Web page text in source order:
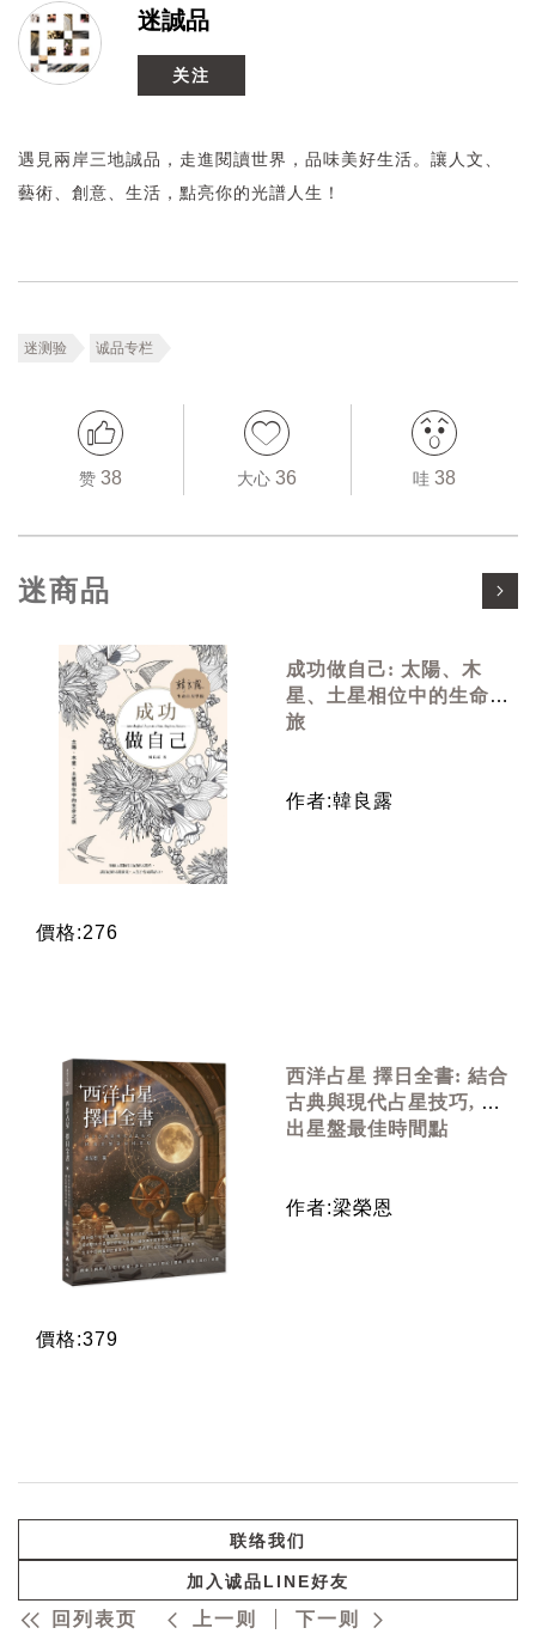
迷誠品
关注
遇見兩岸三地誠品，走進閱讀世界，品味美好生活。讓人文、
藝術、創意、生活，點亮你的光譜人生！
迷测验 诚品专栏
赞38 大心36 哇38
迷商品
成功做自己: 太陽、木
星、土星相位中的生命之
旅
作者:韓良露
價格:276
西洋占星 擇日全書: 結合
古典與現代占星技巧, 挑
出星盤最佳時間點
作者:梁榮恩
價格:379
联络我们
加入诚品LINE好友
回列表页 上一则 下一则